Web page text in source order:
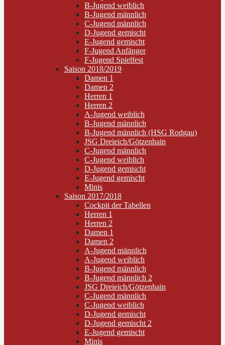
B-Jugend weiblich
B-Jugend männlich
C-Jugend männlich
D-Jugend gemischt
E-Jugend gemischt
F-Jugend Anfänger
F-Jugend Spielfest
Saison 2018/2019
Damen 1
Damen 2
Herren 1
Herren 2
A-Jugend weiblich
B-Jugend männlich
B-Jugend männlich (HSG Rodgau)
JSG Dreieich/Götzenhain
C-Jugend männlich
C-Jugend weiblich
D-Jugend gemischt
E-Jugend gemischt
Minis
Saison 2017/2018
Cockpit der Tabellen
Herren 1
Herren 2
Damen 1
Damen 2
A-Jugend männlich
A-Jugend weiblich
B-Jugend männlich
B-Jugend männlich 2
JSG Dreieich/Götzenhain
C-Jugend männlich
C-Jugend weiblich
D-Jugend gemischt
D-Jugend gemischt 2
E-Jugend gemischt
Minis